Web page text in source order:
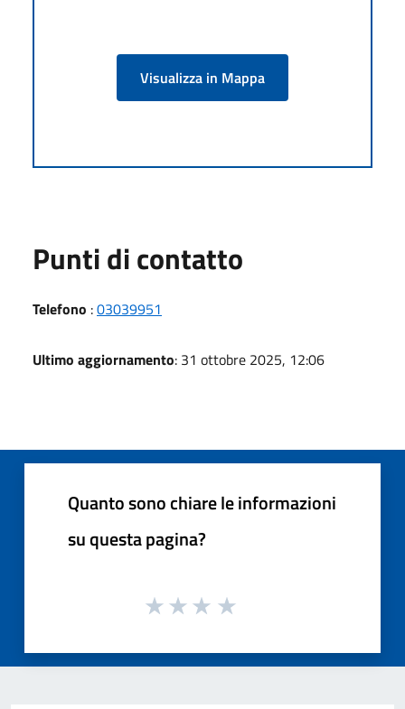
Visualizza in Mappa
Punti di contatto
Telefono :03039951
Ultimo aggiornamento: 31 ottobre 2025, 12:06
Quanto sono chiare le informazioni
su questa pagina?